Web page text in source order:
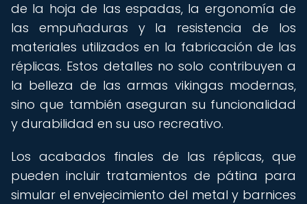
de la hoja de las espadas, la ergonomía de
las empuñaduras y la resistencia de los
materiales utilizados en la fabricación de las
réplicas. Estos detalles no solo contribuyen a
la belleza de las armas vikingas modernas,
sino que también aseguran su funcionalidad
y durabilidad en su uso recreativo.
Los acabados finales de las réplicas, que
pueden incluir tratamientos de pátina para
simular el envejecimiento del metal y barnices